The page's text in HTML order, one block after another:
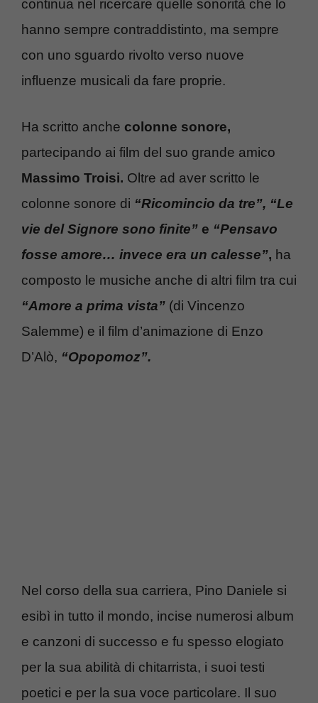
continua nel ricercare quelle sonorità che lo
hanno sempre contraddistinto, ma sempre
con uno sguardo rivolto verso nuove
influenze musicali da fare proprie.
Ha scritto anche colonne sonore,
partecipando ai film del suo grande amico
Massimo Troisi. Oltre ad aver scritto le
colonne sonore di “Ricomincio da tre”, “Le
vie del Signore sono finite” e “Pensavo
fosse amore… invece era un calesse”, ha
composto le musiche anche di altri film tra cui
“Amore a prima vista” (di Vincenzo
Salemme) e il film d’animazione di Enzo
D’Alò, “Opopomoz”.
Nel corso della sua carriera, Pino Daniele si
esibì in tutto il mondo, incise numerosi album
e canzoni di successo e fu spesso elogiato
per la sua abilità di chitarrista, i suoi testi
poetici e per la sua voce particolare. Il suo